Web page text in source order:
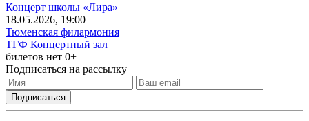
Концерт школы «Лира»
18.05.2026, 19:00
Тюменская филармония
ТГФ Концертный зал
билетов нет 0+
Подписаться на рассылку